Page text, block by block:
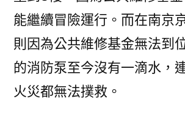
能繼續冒險運行。而在南京
則因為公共維修基金無法到
的消防泵至今沒有一滴水，
火災都無法撲救。